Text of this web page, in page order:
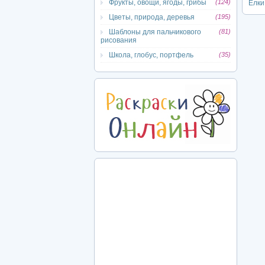
Фрукты, овощи, ягоды, грибы (124)
Цветы, природа, деревья (195)
Шаблоны для пальчикового
рисования
(81)
Школа, глобус, портфель (35)
Ёлки